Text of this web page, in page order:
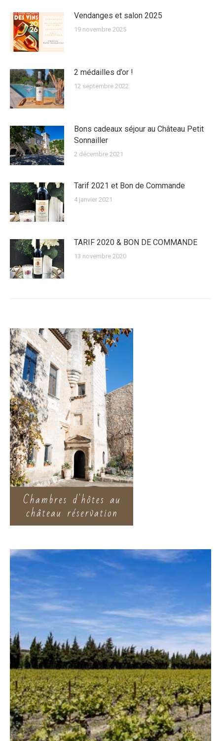
Vendanges et salon 2025
19 novembre 2025
2 médailles d’or !
12 septembre 2022
Bons cadeaux séjour au Château Petit
Sonnailler
2 décembre 2021
Tarif 2021 et Bon de Commande
4 janvier 2021
TARIF 2020 & BON DE COMMANDE
13 novembre 2020